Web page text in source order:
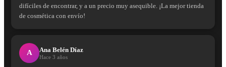
difíciles de encontrar, y a un precio muy asequible. ¡La mejor tienda
de cosmética con envío!
A Ana Belén Díaz
Hace 3 años